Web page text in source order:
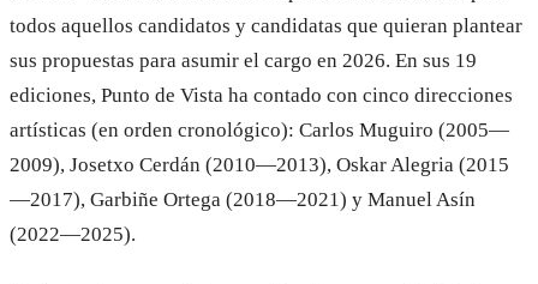
todos aquellos candidatos y candidatas que quieran plantear
sus propuestas para asumir el cargo en 2026. En sus 19
ediciones, Punto de Vista ha contado con cinco direcciones
artísticas (en orden cronológico): Carlos Muguiro (2005—
2009), Josetxo Cerdán (2010—2013), Oskar Alegria (2015
—2017), Garbiñe Ortega (2018—2021) y Manuel Asín
(2022—2025).